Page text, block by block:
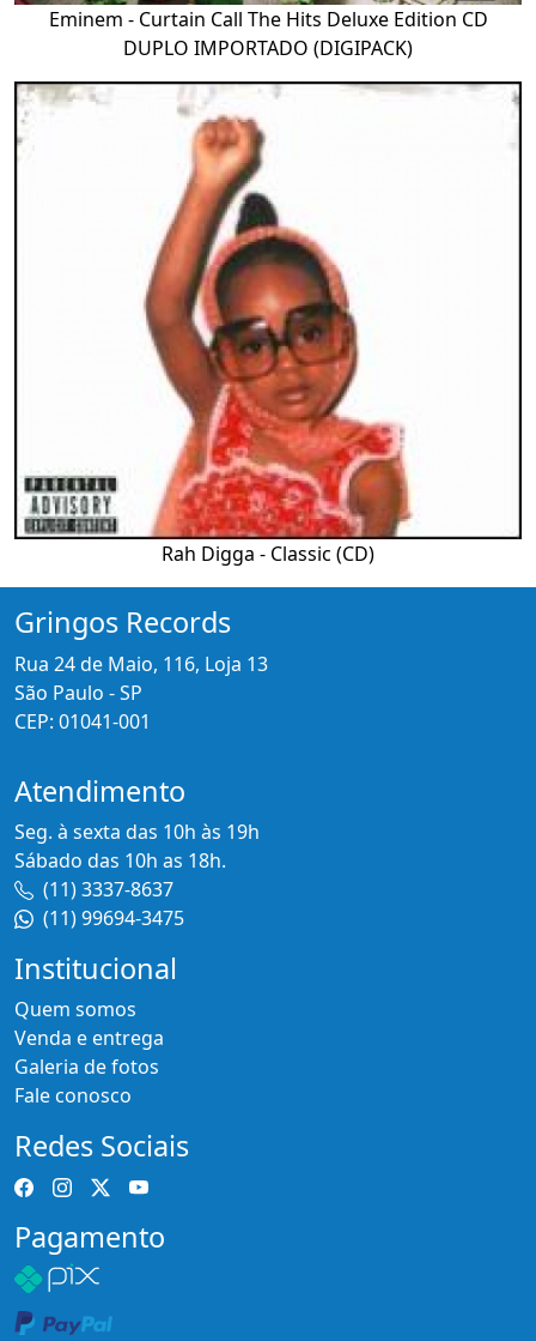
Eminem - Curtain Call The Hits Deluxe Edition CD
DUPLO IMPORTADO (DIGIPACK)
Rah Digga - Classic (CD)
Gringos Records
Rua 24 de Maio, 116, Loja 13
São Paulo - SP
CEP: 01041-001
Atendimento
Seg. à sexta das 10h às 19h
Sábado das 10h as 18h.
(11) 3337-8637
(11) 99694-3475
Institucional
Quem somos
Venda e entrega
Galeria de fotos
Fale conosco
Redes Sociais
Pagamento